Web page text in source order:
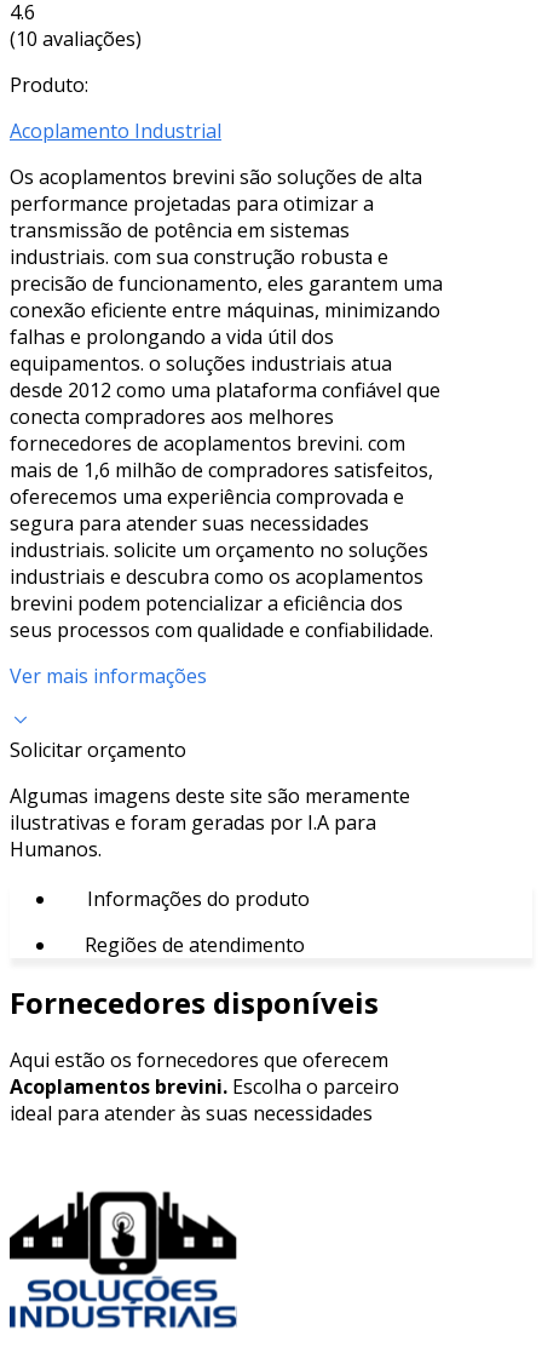
4.6
(10 avaliações)
Produto:
Acoplamento Industrial
Os acoplamentos brevini são soluções de alta
performance projetadas para otimizar a
transmissão de potência em sistemas
industriais. com sua construção robusta e
precisão de funcionamento, eles garantem uma
conexão eficiente entre máquinas, minimizando
falhas e prolongando a vida útil dos
equipamentos. o soluções industriais atua
desde 2012 como uma plataforma confiável que
conecta compradores aos melhores
fornecedores de acoplamentos brevini. com
mais de 1,6 milhão de compradores satisfeitos,
oferecemos uma experiência comprovada e
segura para atender suas necessidades
industriais. solicite um orçamento no soluções
industriais e descubra como os acoplamentos
brevini podem potencializar a eficiência dos
seus processos com qualidade e confiabilidade.
Ver mais informações
Solicitar orçamento
Algumas imagens deste site são meramente
ilustrativas e foram geradas por I.A para
Humanos.
Informações do produto
Regiões de atendimento
Fornecedores disponíveis
Aqui estão os fornecedores que oferecem
Acoplamentos brevini. Escolha o parceiro
ideal para atender às suas necessidades